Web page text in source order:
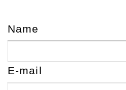
Name
E-mail